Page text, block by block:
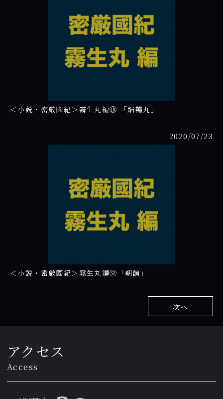
＜小説・密厳國紀＞霧生丸編⑩ 「蹈鞴丸」
2020/07/23
＜小説・密厳國紀＞霧生丸編⑨「朝餉」
次へ
アクセス
Access